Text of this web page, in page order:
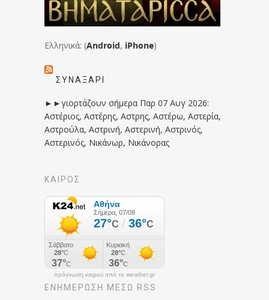
Ελληνικά: (Android, iPhone)
ΣΥΝΑΞΆΡΙ
►►γιορτάζουν σήμερα Παρ 07 Αυγ 2026:
Αστέριος, Αστέρης, Αστρης, Αστέρω, Αστερία,
Αστρούλα, Αστρινή, Αστερινή, Αστρινός,
Αστερινός, Νικάνωρ, Νικάνορας
ΚΑΙΡΟΣ
πρόγνωση καιρού από το weather.gr
ΕΝΗΜΈΡΩΣΉ ΜΕΣΩ RSS